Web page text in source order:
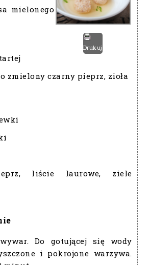
Drukuj
mielonego
zmielony czarny pieprz, zioła
liście laurowe, ziele
Do gotującej się wody
i pokrojone warzywa.